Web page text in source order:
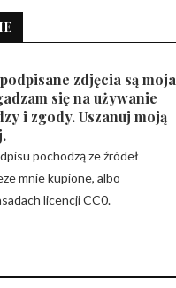
zdjęcia są moja
się na używanie
i zgody. Uszanuj moją
pochodzą ze źródeł
mnie kupione, albo
licencji CC0.